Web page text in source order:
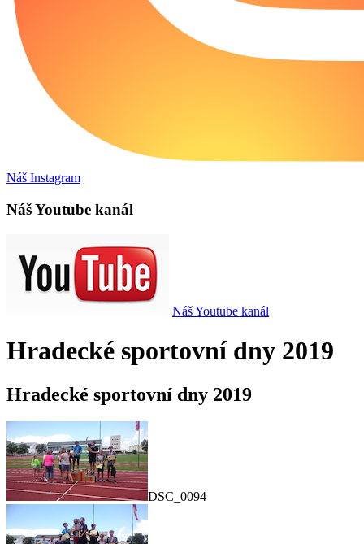
Náš Instagram
Náš Youtube kanál
Náš Youtube kanál
Hradecké sportovní dny 2019
Hradecké sportovní dny 2019
DSC_0094